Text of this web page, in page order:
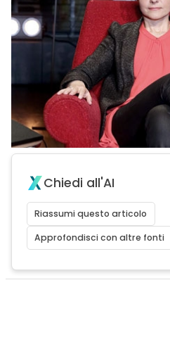
Chiedi all'AI
Riassumi questo articolo
Approfondisci con altre fonti